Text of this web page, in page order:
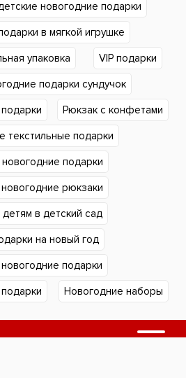
новогодние подарки
в мягкой игрушке
упаковка VIP подарки
подарки сундучок
Рюкзак с конфетами
текстильные подарки
подарки
рюкзаки
в детский сад
на новый год
подарки
Новогодние наборы